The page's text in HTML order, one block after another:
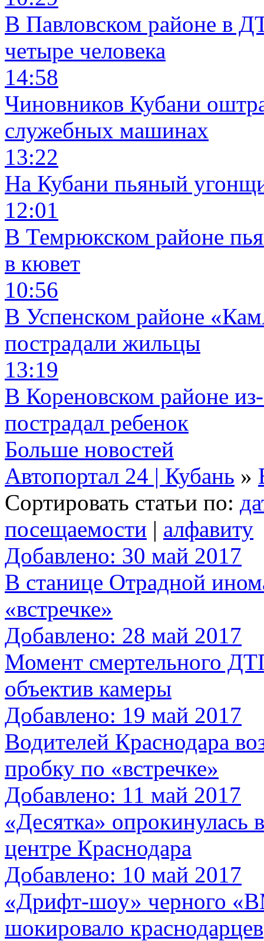
В Павловском районе в
четыре человека
14:58
Чиновников Кубани
служебных машинах
13:22
На Кубани пьяный
12:01
В Темрюкском районе
в кювет
10:56
В Успенском районе
пострадали жильцы
13:19
В Кореновском районе
пострадал ребенок
Больше новостей
Автопортал 24 | Кубань »
Сортировать статьи по:
посещаемости | алфавиту
Добавлено: 30 май 2017
В станице Отрадной
«встречке»
Добавлено: 28 май 2017
Момент смертельного
объектив камеры
Добавлено: 19 май 2017
Водителей Краснодара
пробку по «встречке»
Добавлено: 11 май 2017
«Десятка»
центре Краснодара
Добавлено: 10 май 2017
«Дрифт-шоу» черного
шокировало краснодарцев